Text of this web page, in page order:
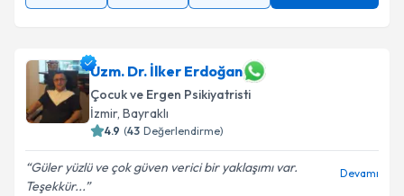
Uzm. Dr. İlker Erdoğan
Çocuk ve Ergen Psikiyatristi
İzmir, Bayraklı
4.9 (43 Değerlendirme)
Güler yüzlü ve çok güven verici bir yaklaşımı var.
Teşekkür...
Devamı